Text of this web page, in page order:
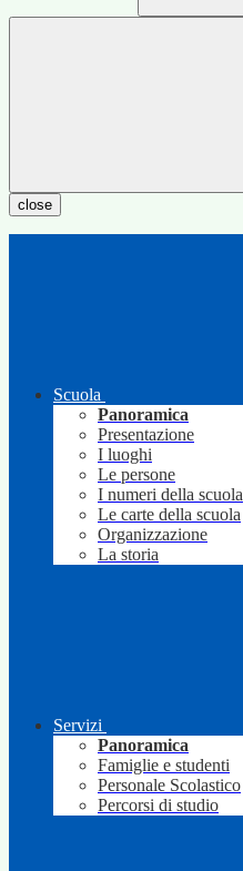
close
Scuola
Panoramica
Presentazione
I luoghi
Le persone
I numeri della scuola
Le carte della scuola
Organizzazione
La storia
Servizi
Panoramica
Famiglie e studenti
Personale Scolastico
Percorsi di studio